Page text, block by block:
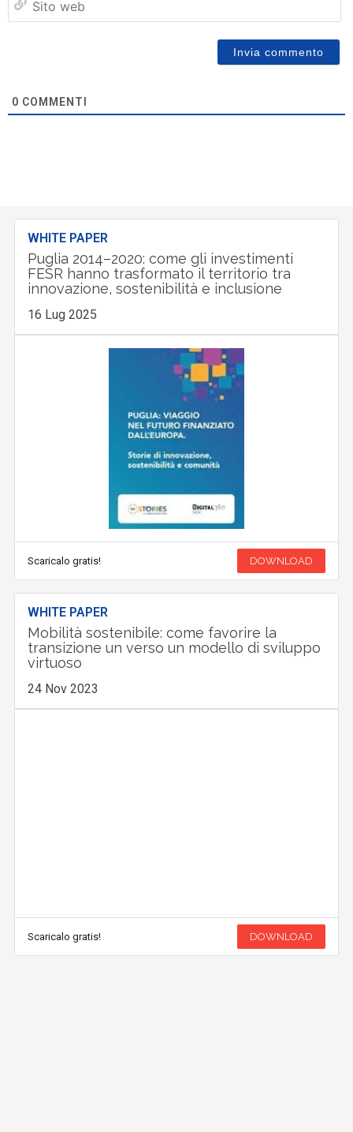
0 COMMENTI
WHITE PAPER
Puglia 2014–2020: come gli investimenti
FESR hanno trasformato il territorio tra
innovazione, sostenibilità e inclusione
16 Lug 2025
Scaricalo gratis! DOWNLOAD
WHITE PAPER
Mobilità sostenibile: come favorire la
transizione un verso un modello di sviluppo
virtuoso
24 Nov 2023
Scaricalo gratis! DOWNLOAD